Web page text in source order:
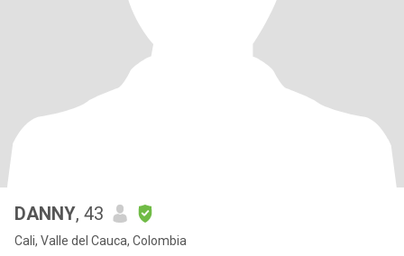
DANNY, 43
Cali, Valle del Cauca, Colombia